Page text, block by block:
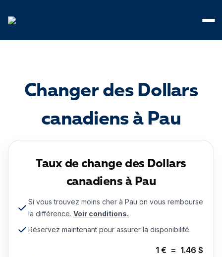
Changer des Dollars
canadiens à Pau
Taux de change des Dollars
canadiens à Pau
Si vous trouvez moins cher à Pau on vous rembourse
la différence. Voir conditions.
Réservez maintenant pour assurer la disponibilité.
1 € = 1.46 $